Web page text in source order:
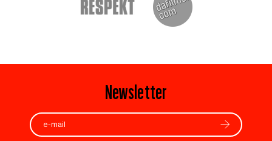
Newsletter